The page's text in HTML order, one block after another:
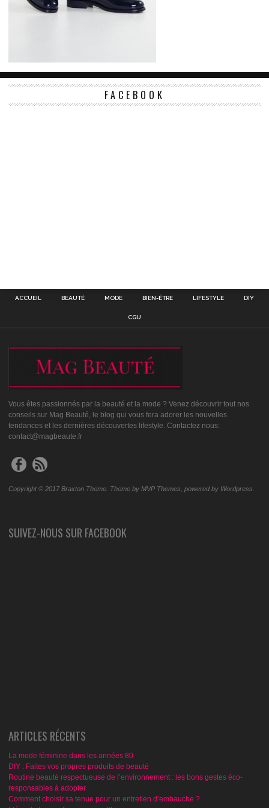
FACEBOOK
ACCUEIL BEAUTÉ MODE BIEN-ÊTRE LIFESTYLE DIY
CGU
Vous êtes passionnés par la beauté et la mode ? Venez découvrir tout nos
conseils sur Mag Beauté, le blog qui vous fera adorer les nouvelles
tendances et les dernières découvertes lifestyle. Contactez nous:
contact@magbeaute.fr
Copyright © 2017 Braxton Theme. Theme by MVP Themes, powered by Wordpress.
SUIVEZ-NOUS SUR FACEBOOK
ARTICLES RÉCENTS
La mode féminine dans les années 80
DIY : Faites vos propres produits de beauté
Routine beauté respectueuse de l’environnement : les bons gestes éco-
responsables à adopter
Comment choisir sa tenue pour un entretien d’embauche ?